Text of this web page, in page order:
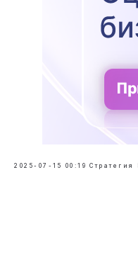
2025-07-15 00:19 Стратегия